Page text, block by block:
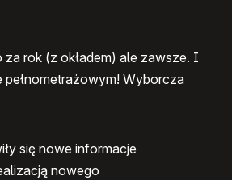
za rok (z okładem) ale zawsze. I
pełnometrażowym! Wyborcza
się nowe informacje
nowego